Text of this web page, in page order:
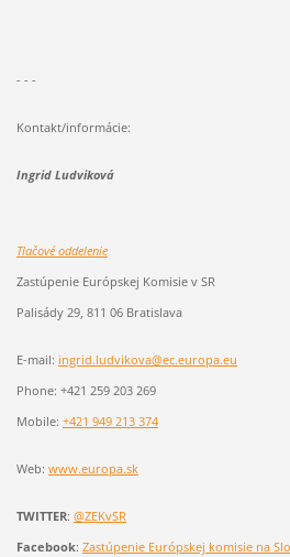
- - -
Kontakt/informácie:
Ingrid Ludviková
Tlačové oddelenie
Zastúpenie Európskej Komisie v SR
Palisády 29, 811 06 Bratislava
E-mail: ingrid.ludvikova@ec.europa.eu
Phone: +421 259 203 269
Mobile: +421 949 213 374
Web: www.europa.sk
TWITTER: @ZEKvSR
Facebook: Zastúpenie Európskej komisie na